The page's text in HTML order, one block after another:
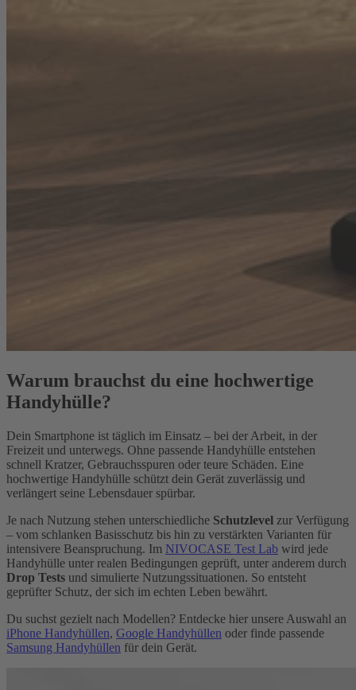
Warum brauchst du eine hochwertige
Handyhülle?
Dein Smartphone ist täglich im Einsatz – bei der Arbeit, in der
Freizeit und unterwegs. Ohne passende Handyhülle entstehen
schnell Kratzer, Gebrauchsspuren oder teure Schäden. Eine
hochwertige Handyhülle schützt dein Gerät zuverlässig und
verlängert seine Lebensdauer spürbar.
Je nach Nutzung stehen unterschiedliche Schutzlevel zur Verfügung
– vom schlanken Basisschutz bis hin zu verstärkten Varianten für
intensivere Beanspruchung. Im NIVOCASE Test Lab wird jede
Handyhülle unter realen Bedingungen geprüft, unter anderem durch
Drop Tests und simulierte Nutzungssituationen. So entsteht
geprüfter Schutz, der sich im echten Leben bewährt.
Du suchst gezielt nach Modellen? Entdecke hier unsere Auswahl an
iPhone Handyhüllen, Google Handyhüllen oder finde passende
Samsung Handyhüllen für dein Gerät.